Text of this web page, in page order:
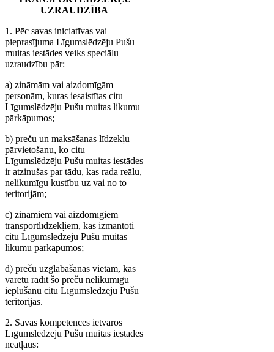
UZRAUDZĪBA
1. Pēc savas iniciatīvas vai
pieprasījuma Līgumslēdzēju Pušu
muitas iestādes veiks speciālu
uzraudzību pār:
a) zināmām vai aizdomīgām
personām, kuras iesaistītas citu
Līgumslēdzēju Pušu muitas likumu
pārkāpumos;
b) preču un maksāšanas līdzekļu
pārvietošanu, ko citu
Līgumslēdzēju Pušu muitas iestādes
ir atzinušas par tādu, kas rada reālu,
nelikumīgu kustību uz vai no to
teritorijām;
c) zināmiem vai aizdomīgiem
transportlīdzekļiem, kas izmantoti
citu Līgumslēdzēju Pušu muitas
likumu pārkāpumos;
d) preču uzglabāšanas vietām, kas
varētu radīt šo preču nelikumīgu
ieplūšanu citu Līgumslēdzēju Pušu
teritorijās.
2. Savas kompetences ietvaros
Līgumslēdzēju Pušu muitas iestādes
neatļaus: